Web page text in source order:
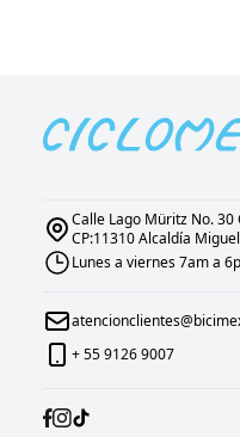
Calle Lago Müritz No.
CP:11310 Alcaldía
Lunes a viernes 7am a
+ 55 9126 9007